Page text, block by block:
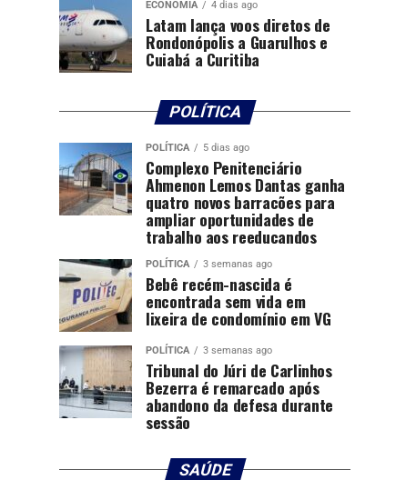
ECONOMIA 4 dias ago
Latam lança voos diretos de
Rondonópolis a Guarulhos e
Cuiabá a Curitiba
POLÍTICA
POLÍTICA 5 dias ago
Complexo Penitenciário
Ahmenon Lemos Dantas ganha
quatro novos barracões para
ampliar oportunidades de
trabalho aos reeducandos
POLÍTICA 3 semanas ago
Bebê recém-nascida é
encontrada sem vida em
lixeira de condomínio em VG
POLÍTICA 3 semanas ago
Tribunal do Júri de Carlinhos
Bezerra é remarcado após
abandono da defesa durante
sessão
SAÚDE